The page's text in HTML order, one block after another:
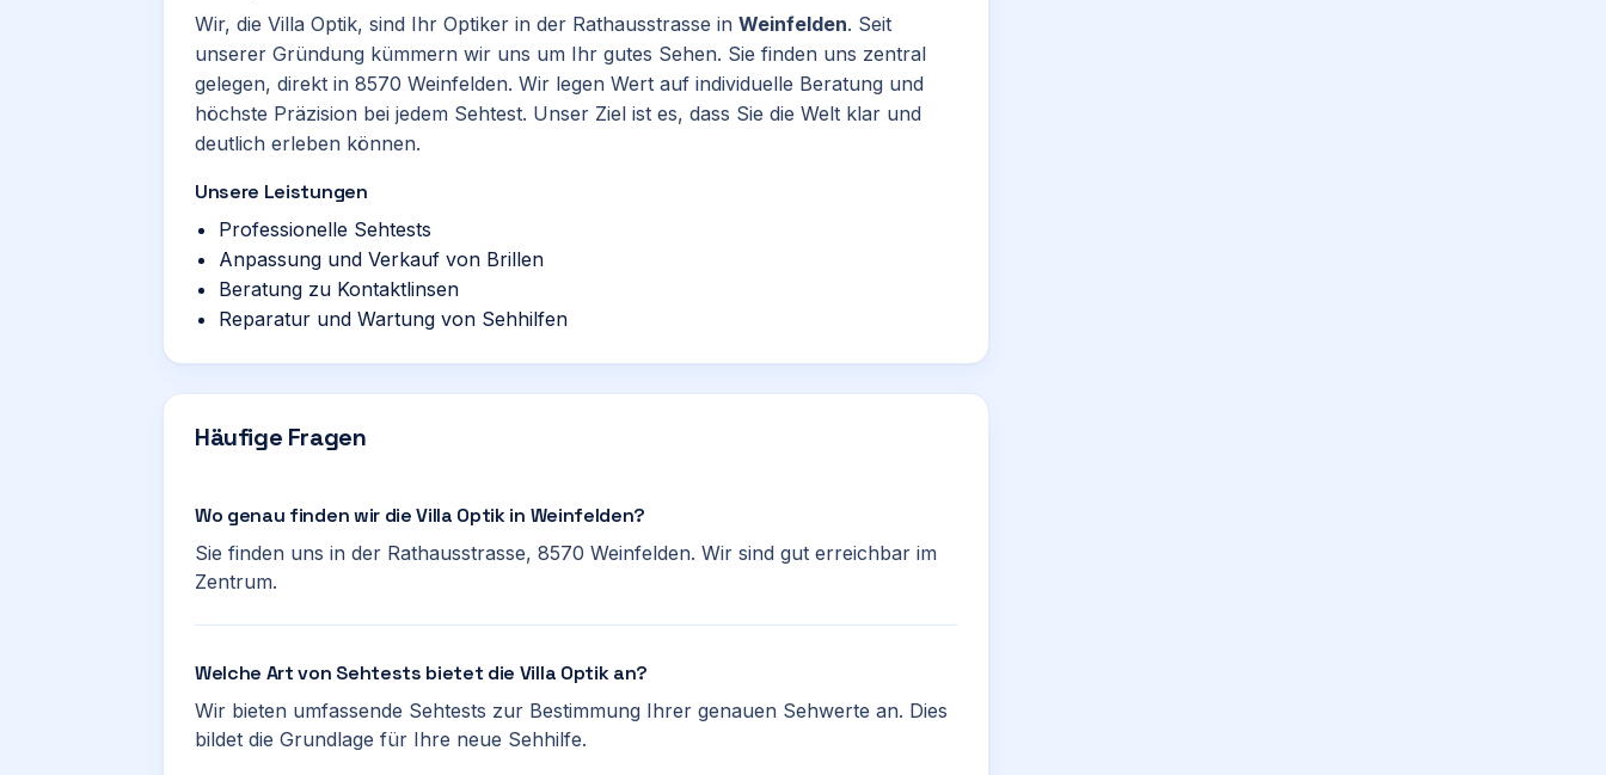
Wir, die Villa Optik, sind Ihr Optiker in der Rathausstrasse in Weinfelden. Seit
unserer Gründung kümmern wir uns um Ihr gutes Sehen. Sie finden uns zentral
gelegen, direkt in 8570 Weinfelden. Wir legen Wert auf individuelle Beratung und
höchste Präzision bei jedem Sehtest. Unser Ziel ist es, dass Sie die Welt klar und
deutlich erleben können.
Unsere Leistungen
Professionelle Sehtests
Anpassung und Verkauf von Brillen
Beratung zu Kontaktlinsen
Reparatur und Wartung von Sehhilfen
Häufige Fragen
Wo genau finden wir die Villa Optik in Weinfelden?
Sie finden uns in der Rathausstrasse, 8570 Weinfelden. Wir sind gut erreichbar im
Zentrum.
Welche Art von Sehtests bietet die Villa Optik an?
Wir bieten umfassende Sehtests zur Bestimmung Ihrer genauen Sehwerte an. Dies
bildet die Grundlage für Ihre neue Sehhilfe.